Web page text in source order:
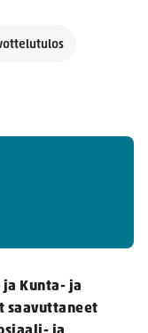
ja Kunta- ja
saavuttaneet